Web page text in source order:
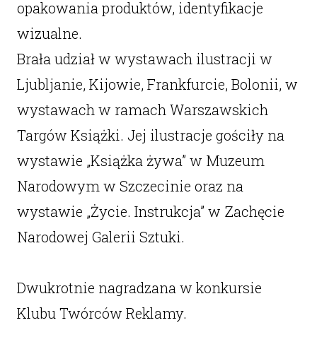
opakowania produktów, identyfikacje
wizualne.
Brała udział w wystawach ilustracji w
Ljubljanie, Kijowie, Frankfurcie, Bolonii, w
wystawach w ramach Warszawskich
Targów Książki. Jej ilustracje gościły na
wystawie „Książka żywa” w Muzeum
Narodowym w Szczecinie oraz na
wystawie „Życie. Instrukcja” w Zachęcie
Narodowej Galerii Sztuki.
Dwukrotnie nagradzana w konkursie
Klubu Twórców Reklamy.